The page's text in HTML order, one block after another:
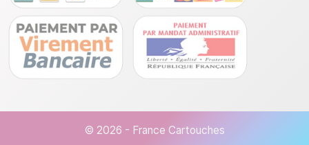
© 2026 - France Cartouches